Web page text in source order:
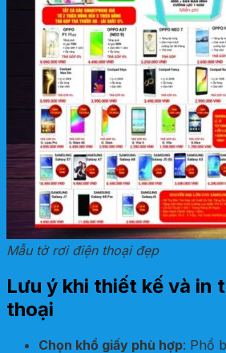
Mẫu tờ rơi điện thoại đẹp
Lưu ý khi thiết kế và in
thoại
Chọn khổ giấy phù hợp: Phổ